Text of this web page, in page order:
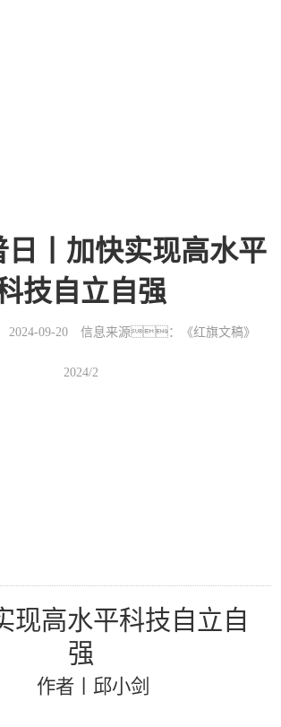
日丨加快实现高水平
技自立自强
09-20 信息来源：《红旗文稿》
2024/2
现高水平科技自立自
强
作者丨 邱小剑